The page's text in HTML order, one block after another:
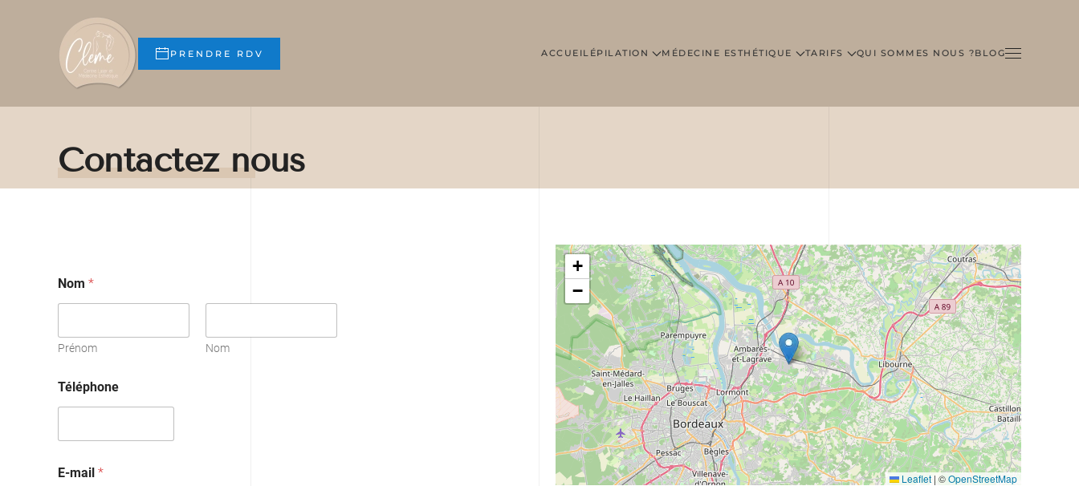
Skip to main content
PRENDRE RDV ACCUEIL ÉPILATION MÉDECINE ESTHÉTIQUE TARIFS QUI SOMMES NOUS ?BLOG
Contactez nous
Nom *
Prénom Nom
Téléphone
E-mail *
+
−
Leaflet | ©OpenStreetMap